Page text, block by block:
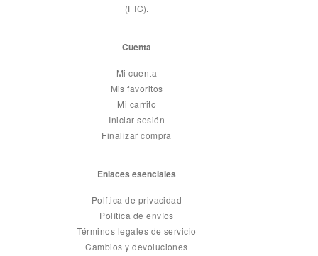
(FTC).
Cuenta
Mi cuenta
Mis favoritos
Mi carrito
Iniciar sesión
Finalizar compra
Enlaces esenciales
Política de privacidad
Política de envíos
Términos legales de servicio
Cambios y devoluciones